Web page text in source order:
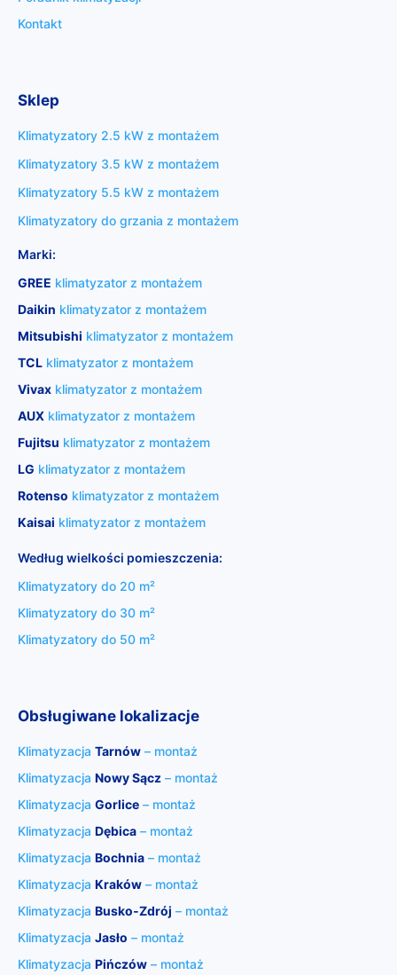
Kontakt
Sklep
Klimatyzatory 2.5 kW z montażem
Klimatyzatory 3.5 kW z montażem
Klimatyzatory 5.5 kW z montażem
Klimatyzatory do grzania z montażem
Marki:
GREE klimatyzator z montażem
Daikin klimatyzator z montażem
Mitsubishi klimatyzator z montażem
TCL klimatyzator z montażem
Vivax klimatyzator z montażem
AUX klimatyzator z montażem
Fujitsu klimatyzator z montażem
LG klimatyzator z montażem
Rotenso klimatyzator z montażem
Kaisai klimatyzator z montażem
Według wielkości pomieszczenia:
Klimatyzatory do 20 m²
Klimatyzatory do 30 m²
Klimatyzatory do 50 m²
Obsługiwane lokalizacje
Klimatyzacja Tarnów – montaż
Klimatyzacja Nowy Sącz – montaż
Klimatyzacja Gorlice – montaż
Klimatyzacja Dębica – montaż
Klimatyzacja Bochnia – montaż
Klimatyzacja Kraków – montaż
Klimatyzacja Busko‑Zdrój – montaż
Klimatyzacja Jasło – montaż
Klimatyzacja Pińczów – montaż